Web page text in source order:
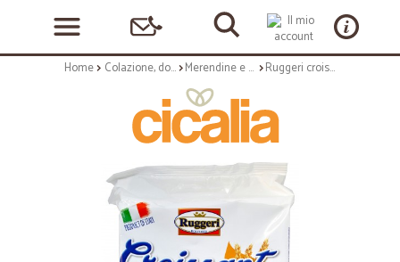
Home Colazione, dolciumi e snack Merendine e torte confezionate Ruggeri croissant albicocca pz.5 gr.225